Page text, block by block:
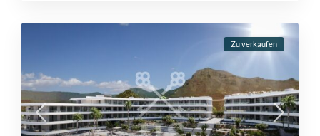
Zu verkaufen